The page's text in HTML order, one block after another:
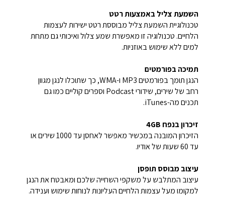
השמעת צליל באמצעות רטט
טכנולוגיית השמעת צליל מבוססת רטט ישירות לעצמות
הלחיים. טכנולוגיה זו מאפשרת שמע צלול ואיכותי גם מתחת
למים ללא שימוש באוזניות.
תמיכה בפורמטים
הנגן תומך בפורמטיםMP3 ו-WMA, כך שתוכלו לנגן מגוון
רחב של שירים, שידוריPodcast וספרים קוליים כמו גם
תכנים מה-iTunes
.
זיכרון בנפח 4GB
הזיכרון המובנה במכשיר מאפשר לאחסן עד 1000 שירים או
עד 60 שעות של אודיו.
עיצוב מבוסס תופסן
עיצוב המתלבש על משקפי השחייה שלכם ומאבטח את הנגן
למקומו מעל עצמות הלחיים העליונות לנוחות שימוש וענידה.